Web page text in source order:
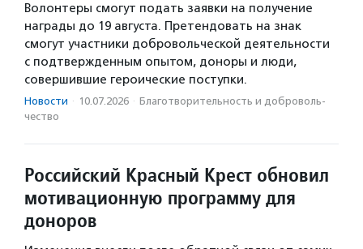
Волонтеры смогут подать заявки на получение
награды до 19 августа. Претендовать на знак
смогут участники добровольческой деятельности
с подтвержденным опытом, доноры и люди,
совершившие героические поступки.
Новости · 10.07.2026 · Благотвори­тель­ность и доброволь­
чест­во
Российский Красный Крест обновил
мотивационную программу для
доноров